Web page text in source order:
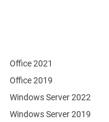
Office 2021
Office 2019
Windows Server 2022
Windows Server 2019